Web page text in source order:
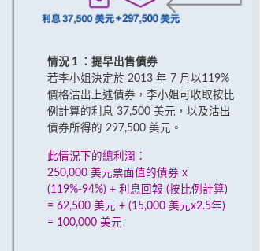
情況 1 ：提早出售債券
若李小姐決定於 2013 年 7 月以119%
價格沽出上述債券，李小姐可收取按比
例計算的利息 37,500 美元，以及沽出
債券所得的 297,500 美元。
此情況下的總利潤：
250,000 美元票面值的債券 x
(119%-94%) + 利息回報 (按比例計算)
= 62,500 美元 + (15,000 美元x2.5年)
= 100,000 美元